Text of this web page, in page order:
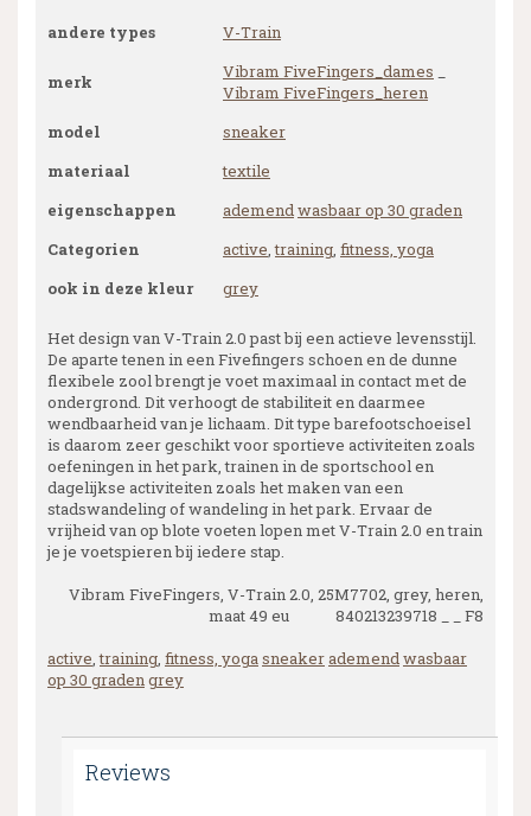
andere types V-Train
merk Vibram FiveFingers_dames
Vibram FiveFingers_heren
model
sneaker
materiaal
textile
eigenschappen
ademendwasbaar op 30 graden
Categorien
active,training, fitness, yoga
ook in deze kleur
grey
Het design van V-Train 2.0 past bij een actieve levensstijl.
De aparte tenen in een Fivefingers schoen en de dunne
flexibele zool brengt je voet maximaal in contact met de
ondergrond. Dit verhoogt de stabiliteit en daarmee
wendbaarheid van je lichaam. Dit type barefootschoeisel
is daarom zeer geschikt voor sportieve activiteiten zoals
oefeningen in het park, trainen in de sportschool en
dagelijkse activiteiten zoals het maken van een
stadswandeling of wandeling in het park. Ervaar de
vrijheid van op blote voeten lopen met V-Train 2.0 en train
je je voetspieren bij iedere stap.
Vibram FiveFingers, V-Train 2.0, 25M7702, grey, heren,
maat 49 eu 840213239718 _ _ F8
active,training, fitness, yogasneakerademendwasbaar
op 30 gradengrey
Reviews